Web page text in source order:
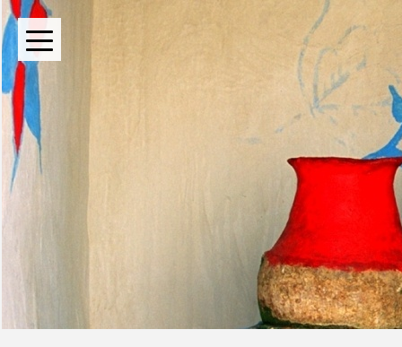
BOUTIQUE TOUR OPERATOR INDIPENDENTE DAL 2004
Oltre le rotte comuni:
Liberi di esplorare il mondo,